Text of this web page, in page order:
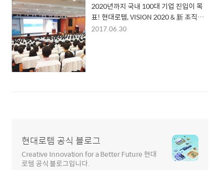
2020년까지 국내 100대 기업 진입이 목
표! 현대로템, VISION 2020 & 新 조직문
화 선포식 개최
2017.06.30
현대로템 공식 블로그
Creative Innovation for a Better Future 현대
로템 공식 블로그입니다.